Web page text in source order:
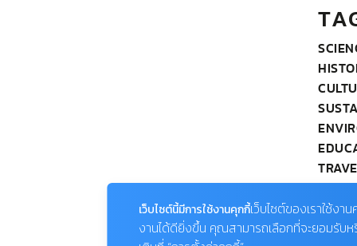
OUR
เว็บไซต์นี้มีการใช้งานคุกกี้เว็บไซต์ของเราใช้ง
งานได้ดียิ่งขึ้น คุณสามารถเลือกที่จะยอมรับห